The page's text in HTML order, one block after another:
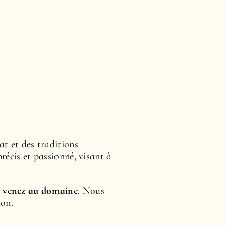
et des traditions
et passionné, visant à
venez au domaine. Nous